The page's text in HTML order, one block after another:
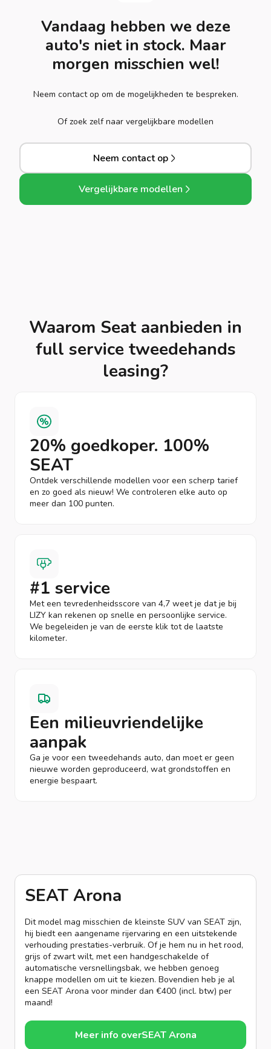
Vandaag hebben we deze
auto's niet in stock. Maar
morgen misschien wel!
Neem contact op om de mogelijkheden te bespreken.
Of zoek zelf naar vergelijkbare modellen
Neem contact op
Vergelijkbare modellen
Waarom Seat aanbieden in
full service tweedehands
leasing?
20% goedkoper. 100%
SEAT
Ontdek verschillende modellen voor een scherp tarief
en zo goed als nieuw! We controleren elke auto op
meer dan 100 punten.
#1 service
Met een tevredenheidsscore van 4,7 weet je dat je bij
LIZY kan rekenen op snelle en persoonlijke service.
We begeleiden je van de eerste klik tot de laatste
kilometer.
Een milieuvriendelijke
aanpak
Ga je voor een tweedehands auto, dan moet er geen
nieuwe worden geproduceerd, wat grondstoffen en
energie bespaart.
SEAT Arona
Dit model mag misschien de kleinste SUV van SEAT zijn,
hij biedt een aangename rijervaring en een uitstekende
verhouding prestaties-verbruik. Of je hem nu in het rood,
grijs of zwart wilt, met een handgeschakelde of
automatische versnellingsbak, we hebben genoeg
knappe modellen om uit te kiezen. Bovendien heb je al
een SEAT Arona voor minder dan €400 (incl. btw) per
maand!
Meer info overSEAT Arona